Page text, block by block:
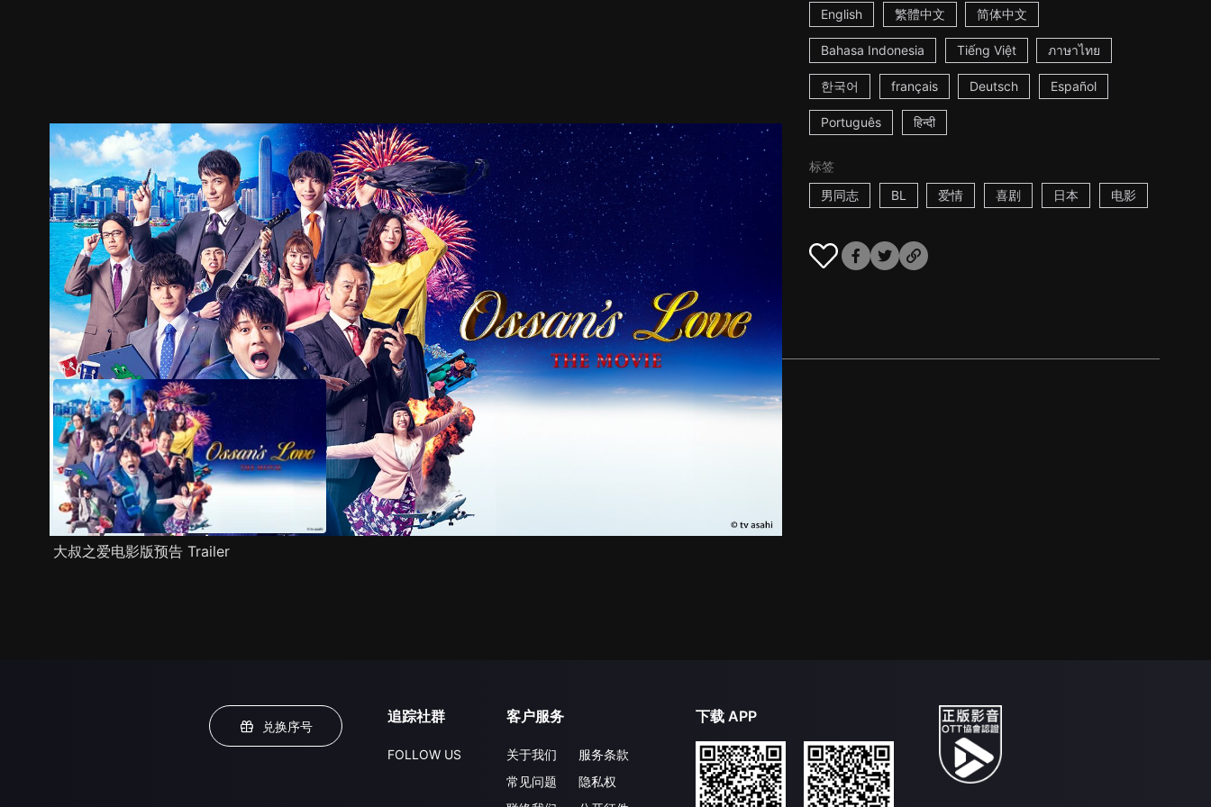
English 繁體中文 简体中文
Bahasa Indonesia Tiếng Việt ภาษาไทย
한국어 français Deutsch Español
Português हिन्दी
标签
男同志
BL 爱情 喜剧 日本 电影
预告 剧照 推荐影片 剧情介绍
大叔之爱电影版预告 Trailer
兑换序号
追踪社群
FOLLOW US
客户服务
关于我们
常见问题
服务条款
隐私权
下载 APP